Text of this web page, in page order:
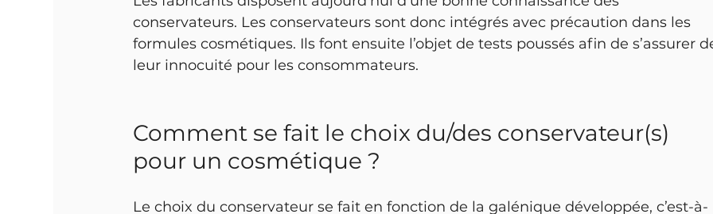
conservateurs. Les conservateurs sont donc intégrés avec précaution dans les
formules cosmétiques. Ils font ensuite l’objet de tests poussés afin de s’assurer
leur innocuité pour les consommateurs.
Comment se fait le choix du/des conservateur(s)
pour un cosmétique ?
Le choix du conservateur se fait en fonction de la galénique développée, c’est-à-